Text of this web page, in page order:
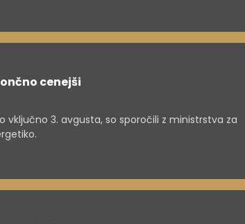
cenejši
vključno 3. avgusta, so sporočili z ministrstva za